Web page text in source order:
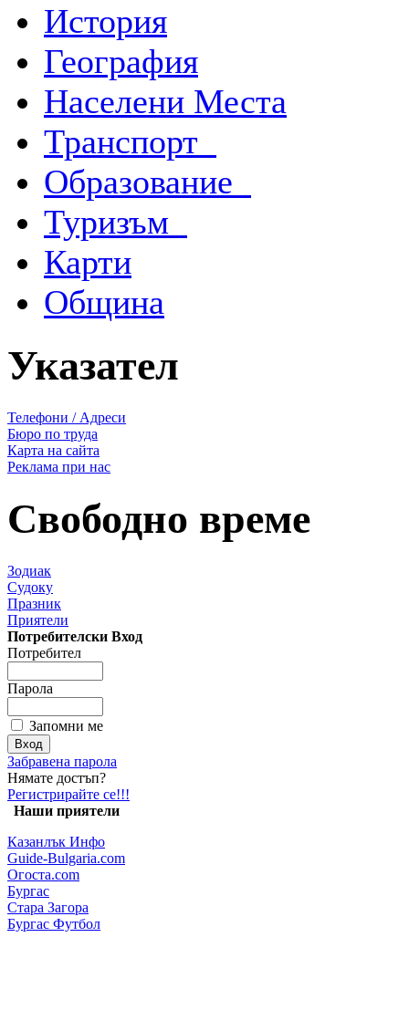
История
География
Населени Места
Транспорт
Образование
Туризъм
Карти
Община
Указател
Телефони / Адреси
Бюро по труда
Карта на сайта
Реклама при нас
Свободно време
Зодиак
Судоку
Празник
Приятели
Потребителски Вход
Потребител
Парола
Запомни ме
Забравена парола
Нямате достъп?
Регистрирайте се!!!
Наши приятели
Казанлък Инфо
Guide-Bulgaria.com
Огоста.com
Бургас
Стара Загора
Бургас Футбол